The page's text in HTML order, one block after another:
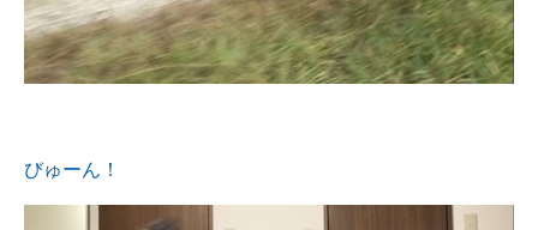
びゅーん！